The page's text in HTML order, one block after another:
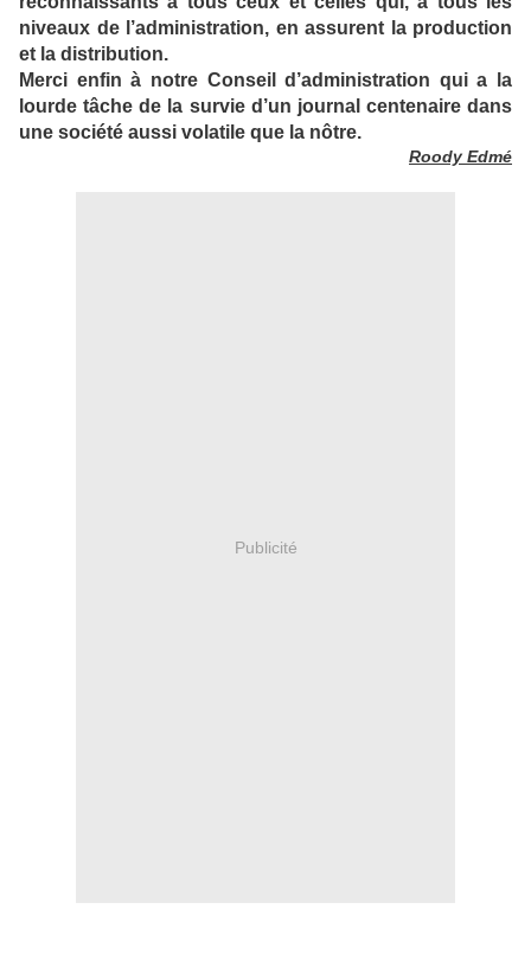
niveaux de l’administration, en assurent la production
et la distribution.
Merci enfin à notre Conseil d’administration qui a la
lourde tâche de la survie d’un journal centenaire dans
une société aussi volatile que la nôtre.
Roody Edmé
Publicité